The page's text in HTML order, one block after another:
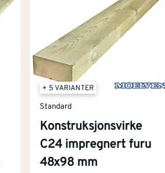
+ 5 VARIANTER
Standard
Konstruksjonsvirke
C24 impregnert furu
48x98 mm